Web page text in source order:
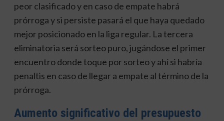
peor clasificado y en caso de empate habrá
prórroga y si persiste pasará el que haya quedado
mejor posicionado en la liga regular. La tercera
eliminatoria será sorteo puro, jugándose el primer
encuentro donde toque por sorteo y ahí si habría
penaltis en caso de llegar a empate al término de la
prórroga.
Aumento significativo del presupuesto